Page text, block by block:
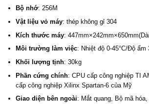
Bộ nhớ: 256M
Vật liệu vỏ máy: thép không gỉ 304
Kích thước máy:
Môi trường làm việc: Nhiệt độ 0-45°C/Độ ẩm
Khối lượng tịnh: 30kg
Phần cứng chính: CPU cấp công nghiệp TI
cấp công nghiệp Xilinx Spartan-6 của Mỹ
Giao diện bên ngoài: Mắt quang, Bộ mã